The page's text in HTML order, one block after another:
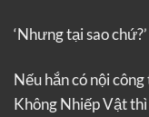
‘Nhưng tại sao chứ?’
Nếu hắn có nội
Không Nhiếp Vật thì